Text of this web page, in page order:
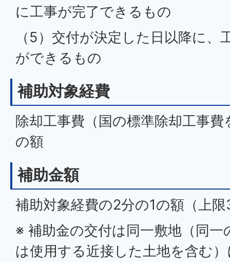
に工事が完了できるもの
（5）交付が決定した日以降に、
ができるもの
補助対象経費
除却工事費（国の標準除却工事
の額
補助金額
補助対象経費の2分の1の額（上
※ 補助金の交付は同一敷地（同一
は使用する近接した土地を含む